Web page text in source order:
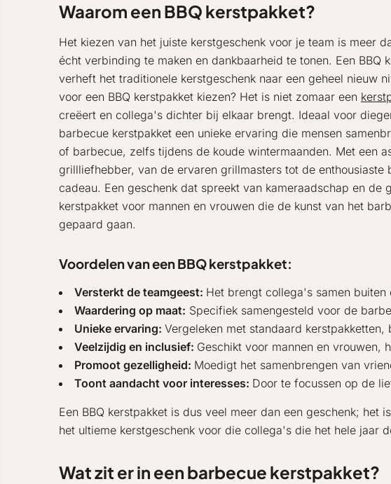
Waarom een BBQ kerstpakket?
Het kiezen van het juiste kerstgeschenk voor je team is meer
écht verbinding te maken en dankbaarheid te tonen. Een BBQ
verheft het traditionele kerstgeschenk naar een geheel nieuw
voor een BBQ kerstpakket kiezen? Het is niet zomaar een
creëert en collega's dichter bij elkaar brengt. Ideaal voor
barbecue kerstpakket een unieke ervaring die mensen
of barbecue, zelfs tijdens de koude wintermaanden. Met een
grillliefhebber, van de ervaren grillmasters tot de enthousiaste
cadeau. Een geschenk dat spreekt van kameraadschap en
kerstpakket voor mannen en vrouwen die de kunst van het
gepaard gaan.
Voordelen van een BBQ kerstpakket:
Versterkt de teamgeest: Het brengt collega's samen
Waardering op maat: Specifiek samengesteld voor de
Unieke ervaring: Vergeleken met standaard
Veelzijdig en inclusief: Geschikt voor mannen en vrouwen,
Promoot gezelligheid: Moedigt het samenbrengen van
Toont aandacht voor interesses: Door te focussen op de
Een BBQ kerstpakket is dus veel meer dan een geschenk;
het ultieme kerstgeschenk voor die collega's die het hele jaar
Wat zit er in een barbecue kerstpakket?